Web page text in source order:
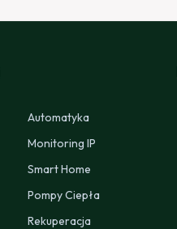
Automatyka
Monitoring IP
Smart Home
Pompy Ciepła
Rekuperacja